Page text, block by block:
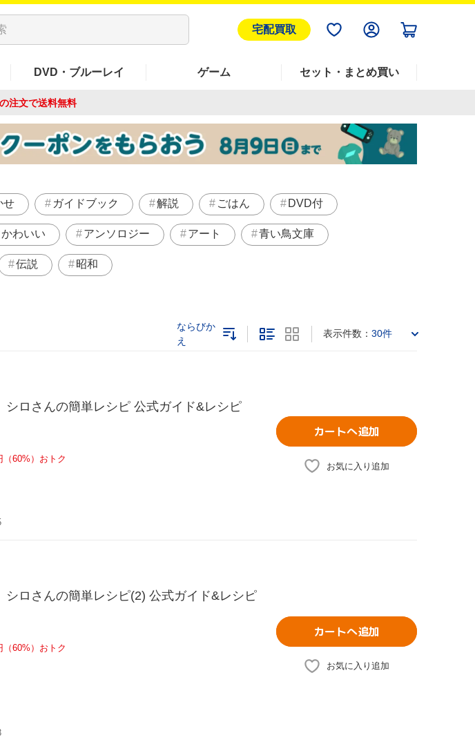
宅配買取
DVD・ブルーレイ ゲーム セット・まとめ買い
注文で送料無料
せ ガイドブック 解説 ごはん DVD付
かわいい アンソロジー アート 青い鳥文庫
伝説 昭和
ならびか
え
表示件数： 30件
シロさんの簡単レシピ 公式ガイド&レシピ
（60%）おトク
カートへ追加
お気に入り追加
シロさんの簡単レシピ(2) 公式ガイド&レシピ
（60%）おトク
カートへ追加
お気に入り追加